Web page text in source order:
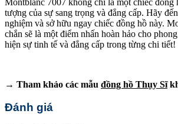
Montblanc 7007 không chỉ là một chiếc đồng
tượng của sự sang trọng và đẳng cấp. Hãy
nghiệm và sở hữu ngay chiếc đồng hồ này.
chắn sẽ là một điểm nhấn hoàn hảo cho
hiện sự tinh tế và đẳng cấp trong từng chi tiết!
→ Tham khảo các mẫu đồng hồ Thụy Sĩ
Đánh giá